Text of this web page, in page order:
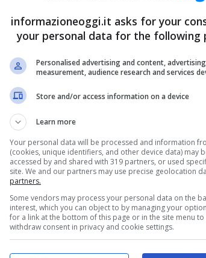
consentono di accedere a servizi
comodamente a casa propria serie
disponibili solamente per determinate
per guardare serie tv ed i programmi più
informazioneoggi.it asks for your
your personal data for the following
Personalised advertising and content,
measurement, audience research and services
Store and/or access information on a device
Learn more
Your personal data will be processed and information
(cookies, unique identifiers, and other device data) may
accessed by and shared with 319 partners, or used
site. We and our partners may use precise geolocation
partners.
Some vendors may process your personal data on the
interest, which you can object to by managing your
for a link at the bottom of this page or in the site menu
withdraw consent in privacy and cookie settings.